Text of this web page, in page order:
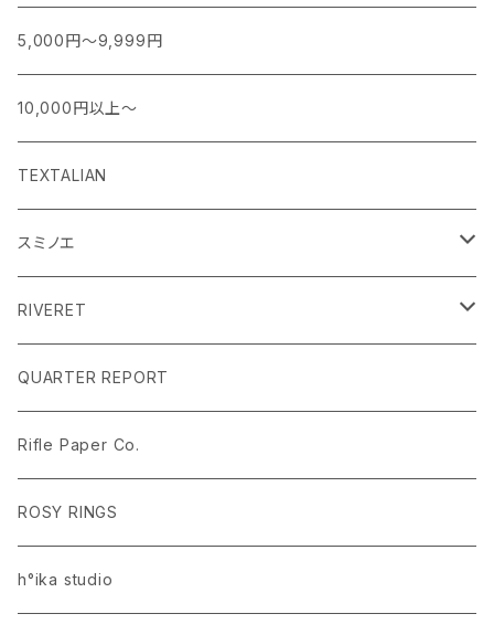
5,000円～9,999円
10,000円以上～
TEXTALIAN
スミノエ
MOOMIN ムーミン EDITION.1
ラグ・マット
ドレープカーテン
PEANUTS ピーナッツ EDITION.1
ラグ・マット
SaanaJaOlli サーナヤオッリ EDITION.1
ラグ・マット
Disney HOME SERIES EDITION.8
ラグ・マット
RIVERET
名入れあり
名入れなし
CLASSIC POOH（クラシック プー）
QUARTER REPORT
Rifle Paper Co.
ROSY RINGS
h°ika studio